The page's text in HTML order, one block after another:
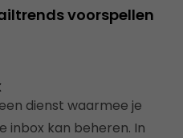
voorspellen
dienst waarmee je
inbox kan beheren. In